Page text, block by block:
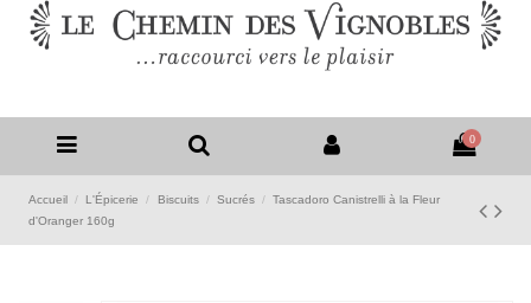
0
Accueil L'Épicerie Biscuits Sucrés
Tascadoro Canistrelli à la Fleur
d'Oranger 160g